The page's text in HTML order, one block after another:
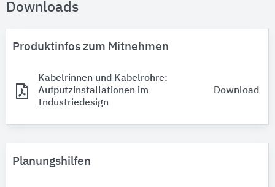
Downloads
Produktinfos zum Mitnehmen
Kabelrinnen und Kabelrohre:
Aufputzinstallationen im
Industriedesign
Download
Planungshilfen